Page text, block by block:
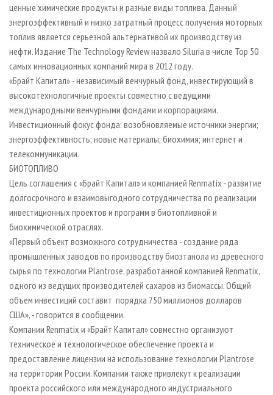
ценные химические продукты и разные виды топлива. Данный
энергоэффективный и низко затратный процесс получения моторных
топлив является серьезной альтернативой их производству из
нефти. Издание The Technology Review назвало Siluria в числе Top 50
самых инновационных компаний мира в 2012 году.
«Брайт Капитал» - независимый венчурный фонд, инвестирующий в
высокотехнологичные проекты совместно с ведущими
международными венчурными фондами и корпорациями.
Инвестиционный фокус фонда: возобновляемые источники энергии;
энергоэффективность; новые материалы; биохимия; интернет и
телекоммуникации.
БИОТОПЛИВО
Цель соглашения с «Брайт Капитал» и компанией Renmatix - развитие
долгосрочного и взаимовыгодного сотрудничества по реализации
инвестиционных проектов и программ в биотопливной и
биохимической отраслях.
«Первый объект возможного сотрудничества - создание ряда
промышленных заводов по производству биоэтанола из древесного
сырья по технологии Plantrose, разработанной компанией Renmatix,
одного из ведущих производителей сахаров из биомассы. Общий
объем инвестиций составит порядка 750 миллионов долларов
США», - говорится в сообщении.
Компании Renmatix и «Брайт Капитал» совместно организуют
техническое и технологическое обеспечение проекта и
предоставление лицензии на использование технологии Plantrose
на территории России. Компании также привлекут к реализации
проекта российского или международного индустриального